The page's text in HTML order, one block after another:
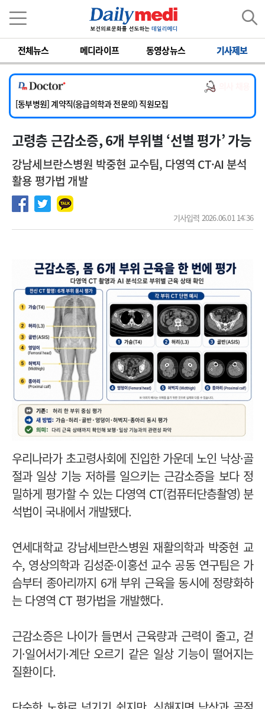
전체뉴스 메디라이프 동영상뉴스 기사제보
[서울아산병원] 2026년 하반기 인턴 모집
[영남대학교의료원] 마취통증의학과 임기제 임상의사 채용
[충남대학교병원] 소아청소년과(소아응급전담) 계약직 의사 공개채용
[동부병원] 계약직(응급의학과 전문의) 직원모집
[이대목동병원] 하반기 전공의(레지던트1년차) 모집
[서울아산병원] 2026년 하반기 인턴 모집
고령층 근감소증, 6개 부위별 ‘선별 평가’ 가능
강남세브란스병원 박중현 교수팀, 다영역 CT·AI 분석
활용 평가법 개발
기사입력 2026.06.01 14:36
우리나라가 초고령사회에 진입한 가운데 노인 낙상·골
절과 일상 기능 저하를 일으키는 근감소증을 보다 정
밀하게 평가할 수 있는 다영역 CT(컴퓨터단층촬영) 분
석법이 국내에서 개발됐다.
연세대학교 강남세브란스병원 재활의학과 박중현 교
수, 영상의학과 김성준·이홍선 교수 공동 연구팀은 가
슴부터 종아리까지 6개 부위 근육을 동시에 정량화하
는 다영역 CT 평가법을 개발했다.
근감소증은 나이가 들면서 근육량과 근력이 줄고, 걷
기·일어서기·계단 오르기 같은 일상 기능이 떨어지는
질환이다.